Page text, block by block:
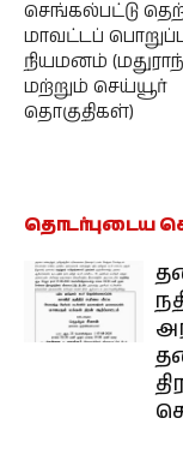
செங்கல்பட்டு
மாவட்டப்
நியமனம்
மற்றும் செய்யூர்
தொகுதிகள்)
தொடர்புடைய